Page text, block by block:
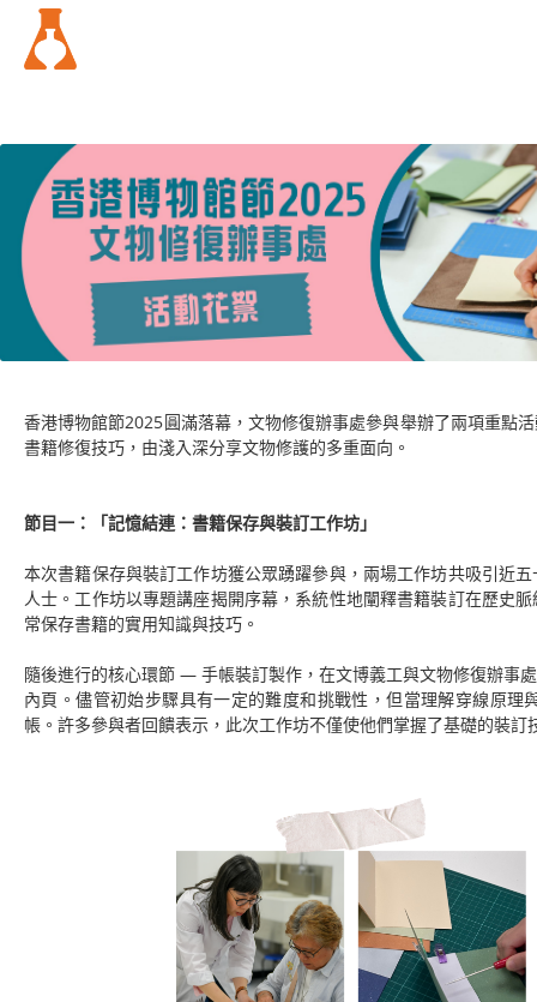
香港博物館節2025圓滿落幕，文物修復辦事處參與舉辦了兩項重點
書籍修復技巧，由淺入深分享文物修護的多重面向。
節目一：「記憶結連：書籍保存與裝訂工作坊」
本次書籍保存與裝訂工作坊獲公眾踴躍參與，兩場工作坊共吸引近
人士。工作坊以專題講座揭開序幕，系統性地闡釋書籍裝訂在歷史
常保存書籍的實用知識與技巧。
隨後進行的核心環節 — 手帳裝訂製作，在文博義工與文物修復辦事
內頁。儘管初始步驟具有一定的難度和挑戰性，但當理解穿線原
帳。許多參與者回饋表示，此次工作坊不僅使他們掌握了基礎的裝